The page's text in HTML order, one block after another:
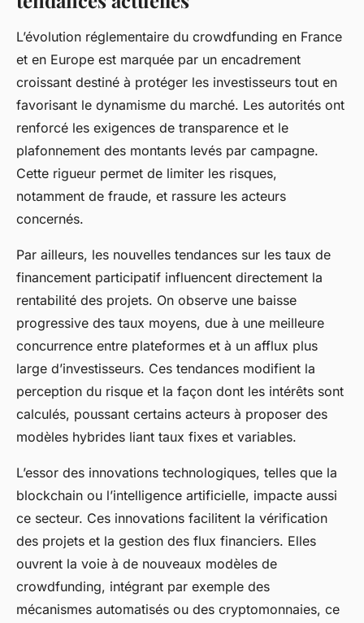
L’évolution réglementaire du crowdfunding en France
et en Europe est marquée par un encadrement
croissant destiné à protéger les investisseurs tout en
favorisant le dynamisme du marché. Les autorités ont
renforcé les exigences de transparence et le
plafonnement des montants levés par campagne.
Cette rigueur permet de limiter les risques,
notamment de fraude, et rassure les acteurs
concernés.
Par ailleurs, les nouvelles tendances sur les taux de
financement participatif influencent directement la
rentabilité des projets. On observe une baisse
progressive des taux moyens, due à une meilleure
concurrence entre plateformes et à un afflux plus
large d’investisseurs. Ces tendances modifient la
perception du risque et la façon dont les intérêts sont
calculés, poussant certains acteurs à proposer des
modèles hybrides liant taux fixes et variables.
L’essor des innovations technologiques, telles que la
blockchain ou l’intelligence artificielle, impacte aussi
ce secteur. Ces innovations facilitent la vérification
des projets et la gestion des flux financiers. Elles
ouvrent la voie à de nouveaux modèles de
crowdfunding, intégrant par exemple des
mécanismes automatisés ou des cryptomonnaies, ce